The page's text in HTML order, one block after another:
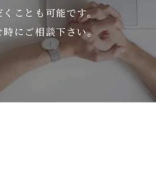
くことも可能です。
時にご相談下さい。